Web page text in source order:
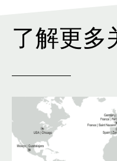
了解更多